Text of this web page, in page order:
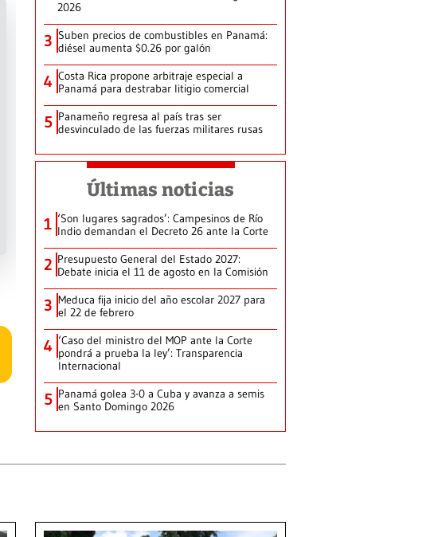
2026
3 Suben precios de combustibles en Panamá:
diésel aumenta $0.26 por galón
4 Costa Rica propone arbitraje especial a
Panamá para destrabar litigio comercial
5 Panameño regresa al país tras ser
desvinculado de las fuerzas militares rusas
Últimas noticias
1 ‘Son lugares sagrados’: Campesinos de Río
Indio demandan el Decreto 26 ante la Corte
2 Presupuesto General del Estado 2027:
Debate inicia el 11 de agosto en la Comisión
3 Meduca fija inicio del año escolar 2027 para
el 22 de febrero
4 ‘Caso del ministro del MOP ante la Corte
pondrá a prueba la ley’: Transparencia
Internacional
5 Panamá golea 3-0 a Cuba y avanza a semis
en Santo Domingo 2026